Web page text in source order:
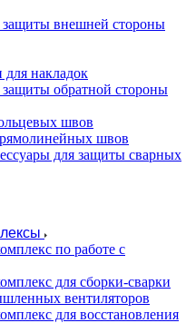
защиты внешней стороны
для накладок
обратной стороны
швов
швов
для защиты сварных
по работе с
для сборки-сварки
вентиляторов
для восстановления